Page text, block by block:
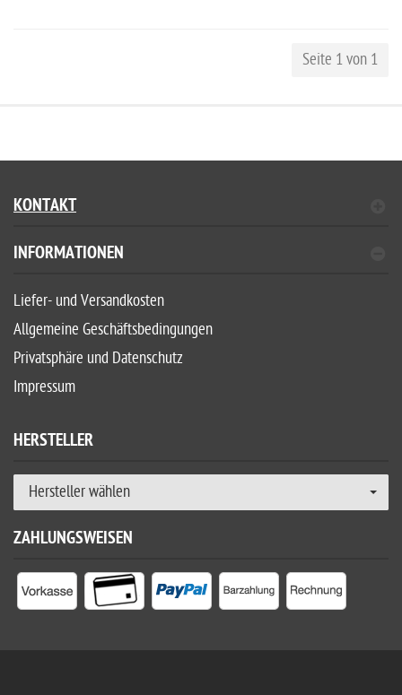
Seite 1 von 1
KONTAKT
INFORMATIONEN
Liefer- und Versandkosten
Allgemeine Geschäftsbedingungen
Privatsphäre und Datenschutz
Impressum
HERSTELLER
Hersteller wählen
ZAHLUNGSWEISEN